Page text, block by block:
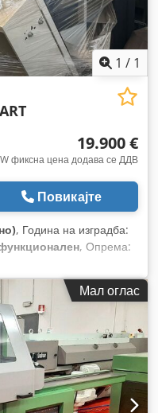
1 / 1
19.900 €
фиксна цена додава се ДДВ
Повикајте
, Година на изградба:
, Опрема:
Мал оглас